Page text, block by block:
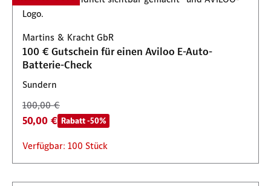
Martins & Kracht GbR
100 € Gutschein für einen Aviloo E-Auto-
Batterie-Check
Sundern
100,00 €
50,00 € Rabatt -50%
Verfügbar: 100 Stück